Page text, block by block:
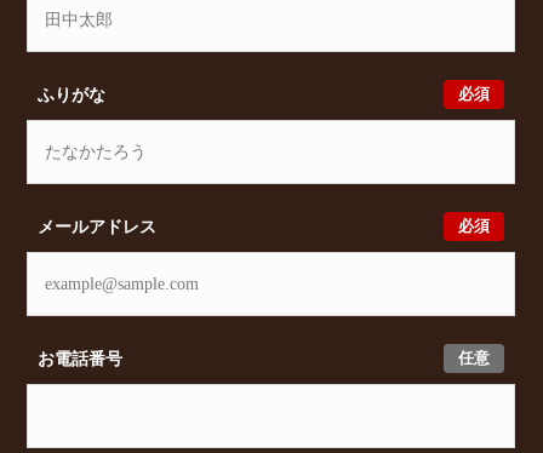
必須
ふりがな
必須
メールアドレス
任意
お電話番号